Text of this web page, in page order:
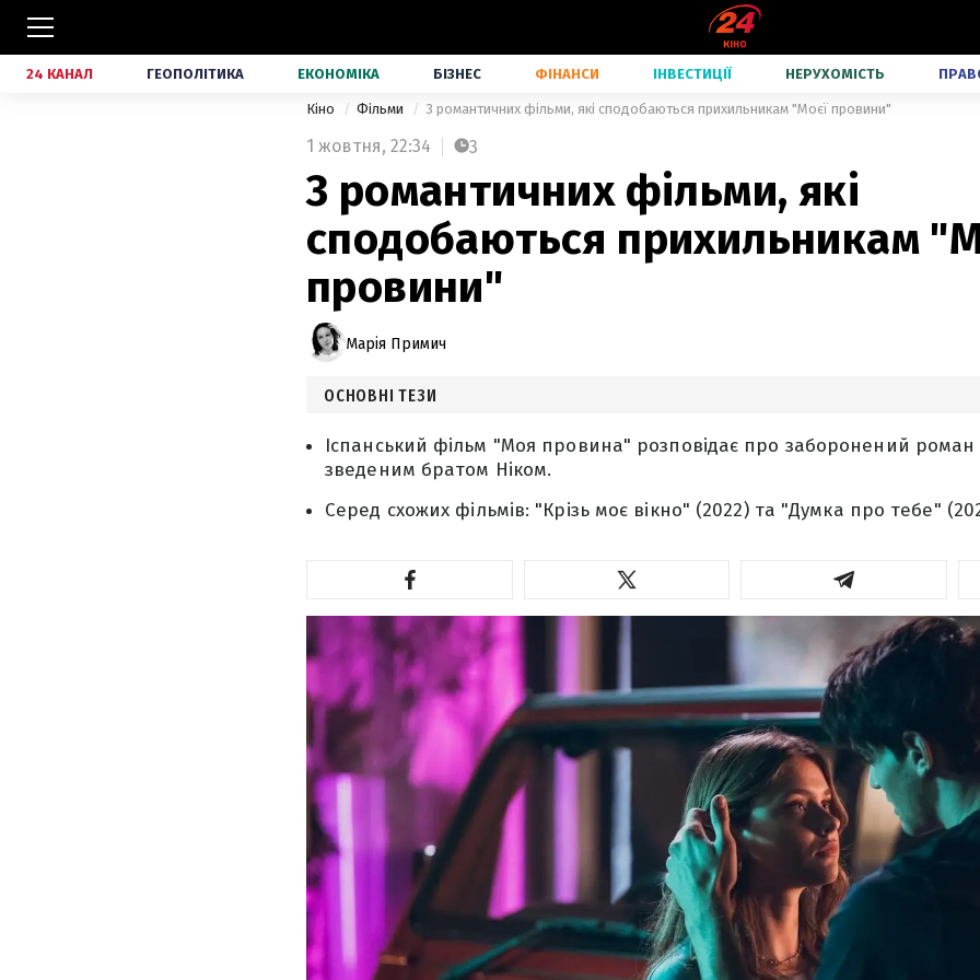
24 КАНАЛ ГЕОПОЛІТИКА ЕКОНОМІКА БІЗНЕС ФІНАНСИ ІНВЕСТИЦІЇ НЕРУХОМІСТЬ
Кіно Фільми 3 романтичних фільми, які сподобаються прихильникам "Моєї провини"
1 жовтня, 22:34 3
3 романтичних фільми, які
сподобаються прихильникам
провини"
Марія Примич
ОСНОВНІ ТЕЗИ
Іспанський фільм "Моя провина" розповідає про заборонений роман
зведеним братом Ніком.
Серед схожих фільмів: "Крізь моє вікно" (2022) та "Думка про тебе"